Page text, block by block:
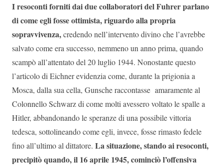
I resoconti forniti dai due collaboratori del Fuhrer parlano
di come egli fosse ottimista, riguardo alla propria
sopravvivenza,credendo nell’intervento divino che l’avrebbe
salvato come era successo, nemmeno un anno prima, quando
scampò all’attentato del 20 luglio 1944. Nonostante questo
l’articolo di Eichner evidenzia come, durante la prigionia a
Mosca, dalla sua cella, Gunsche raccontasse amaramente al
Colonnello Schwarz di come molti avessero voltato le spalle a
Hitler, abbandonando le speranze di una possibile vittoria
tedesca, sottolineando come egli, invece, fosse rimasto fedele
fino all’ultimo al dittatore. La situazione, stando ai resoconti,
precipitò quando, il 16 aprile 1945, cominciò l’offensiva